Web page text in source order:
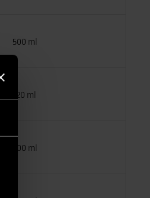
500 ml
220 ml
500 ml